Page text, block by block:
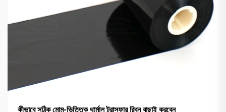
কীভাবে সঠিক মোম-ভিত্তিক থার্মাল ট্রান্সফার রিবন বাছাই করবেন